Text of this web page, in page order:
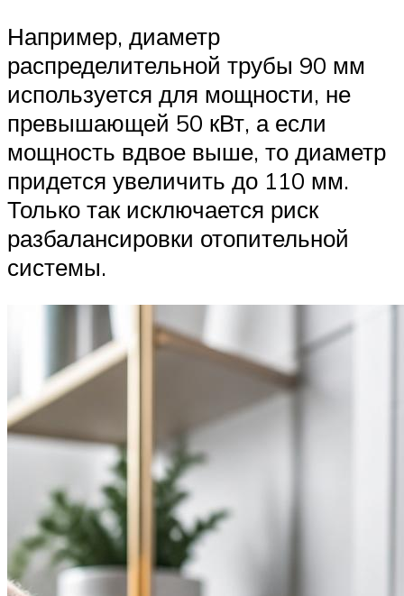
Например, диаметр
распределительной трубы 90 мм
используется для мощности, не
превышающей 50 кВт, а если
мощность вдвое выше, то диаметр
придется увеличить до 110 мм.
Только так исключается риск
разбалансировки отопительной
системы.